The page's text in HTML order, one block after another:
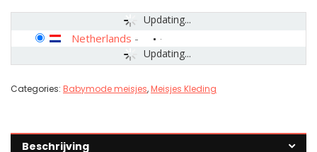
Updating...
Updating...
Netherlands -
Categories: Babymode meisjes,Meisjes Kleding
Beschrijving